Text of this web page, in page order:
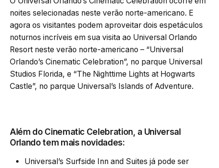
noites selecionadas neste verão norte-americano. E
agora os visitantes podem aproveitar dois espetáculos
noturnos incríveis em sua visita ao Universal Orlando
Resort neste verão norte-americano – “Universal
Orlando’s Cinematic Celebration”, no parque Universal
Studios Florida, e “The Nighttime Lights at Hogwarts
Castle”, no parque Universal’s Islands of Adventure.
Além do Cinematic Celebration, a Universal
Orlando tem mais novidades:
Universal’s Surfside Inn and Suites já pode ser